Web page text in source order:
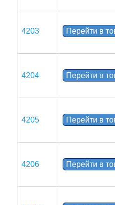
4203 Перейти в
4204 Перейти в
4205 Перейти в
4206 Перейти в